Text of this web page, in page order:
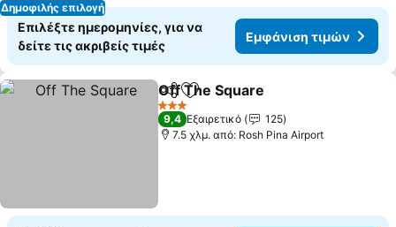
Δημοφιλής επιλογή
Επιλέξτε ημερομηνίες, για να
δείτε τις ακριβείς τιμές
Εμφάνιση τιμών
Κοινοποίηση
Προσθήκη στα αγαπημένα
Off The Square
3 Αστέρια
9,4 Εξαιρετικό
125
7.5 χλμ. από: Rosh Pina Airport